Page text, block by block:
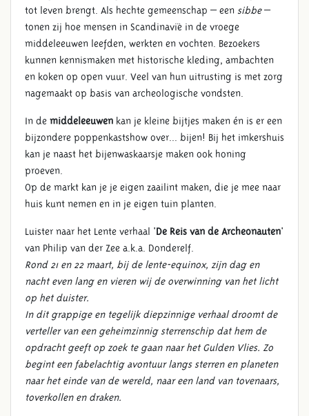
tot leven brengt. Als hechte gemeenschap – een sibbe–
tonen zij hoe mensen in Scandinavië in de vroege
middeleeuwen leefden, werkten en vochten. Bezoekers
kunnen kennismaken met historische kleding, ambachten
en koken op open vuur. Veel van hun uitrusting is met zorg
nagemaakt op basis van archeologische vondsten.
In de middeleeuwen kan je kleine bijtjes maken én is er een
bijzondere poppenkastshow over... bijen! Bij het imkershuis
kan je naast het bijenwaskaarsje maken ook honing
proeven.
Op de markt kan je je eigen zaailint maken, die je mee naar
huis kunt nemen en in je eigen tuin planten.
Luister naar het Lente verhaal 'De Reis van de Archeonauten'
van Philip van der Zee a.k.a. Donderelf.
Rond 21 en 22 maart, bij de lente-equinox, zijn dag en
nacht even lang en vieren wij de overwinning van het licht
op het duister.
In dit grappige en tegelijk diepzinnige verhaal droomt de
verteller van een geheimzinnig sterrenschip dat hem de
opdracht geeft op zoek te gaan naar het Gulden Vlies. Zo
begint een fabelachtig avontuur langs sterren en planeten
naar het einde van de wereld, naar een land van tovenaars,
toverkollen en draken.